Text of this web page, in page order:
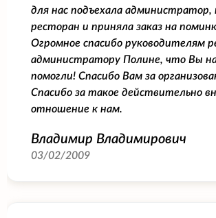
для нас подъехала администратор,
ресторан и приняла заказ на
Огромное спасибо руководителям
администратору Полине, что Вы
помогли! Спасибо Вам за
Спасибо за такое действительно
отношение к нам.
Владимир Владимирович
03/02/2009